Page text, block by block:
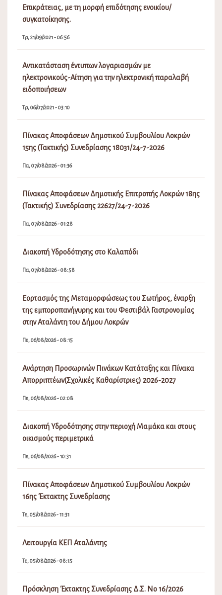
Επικράτειας, με τη μορφή επιδότησης ενοικίου/
συγκατοίκησης.
Τρ, 21/09/2021 - 06:56
Αντικατάσταση έντυπων λογαριασμών με
ηλεκτρονικούς-Αίτηση για την ηλεκτρονική παραλαβή
ειδοποιήσεων
Τρ, 06/07/2021 - 03:10
Πίνακας Αποφάσεων Δημοτικού Συμβουλίου Λοκρών
15ης (Τακτικής) Συνεδρίασης 18031/24-7-2026
Πα, 07/08/2026 - 01:36
Πίνακας Αποφάσεων Δημοτικής Επιτροπής Λοκρών 18ης
(Τακτικής) Συνεδρίασης 22627/24-7-2026
Πα, 07/08/2026 - 01:28
Διακοπή Υδροδότησης στο Καλαπόδι
Πα, 07/08/2026 - 08:58
Εορτασμός της Μεταμορφώσεως του Σωτήρος, έναρξη
της εμποροπανήγυρης και του Φεστιβάλ Γαστρονομίας
στην Αταλάντη του Δήμου Λοκρών
Πε, 06/08/2026 - 08:15
Ανάρτηση Προσωρινών Πινάκων Κατάταξης και Πίνακα
Απορριπτέων(Σχολικές Καθαρίστριες) 2026-2027
Πε, 06/08/2026 - 02:08
Διακοπή Υδροδότησης στην περιοχή Μαμάκα και στους
οικισμούς περιμετρικά
Πε, 06/08/2026 - 10:31
Πίνακας Αποφάσεων Δημοτικού Συμβουλίου Λοκρών
16ης Έκτακτης Συνεδρίασης
Τε, 05/08/2026 - 11:31
Λειτουργία ΚΕΠ Αταλάντης
Τε, 05/08/2026 - 08:15
Πρόσκληση Έκτακτης Συνεδρίασης Δ.Σ. Νο 16/2026